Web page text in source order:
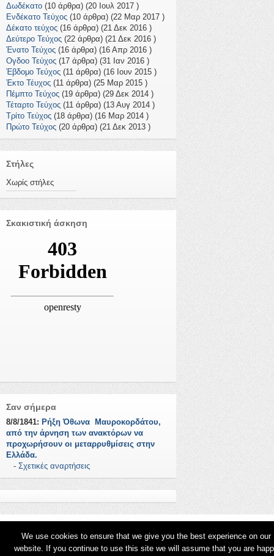
Δωδέκατο (10 άρθρα) (20 Ιουλ 2017 )
Ενδέκατο Τεύχος (10 άρθρα) (22 Μαρ 2017 )
Δέκατο τεύχος (16 άρθρα) (21 Δεκ 2016 )
Δεύτερο Τεύχος (22 άρθρα) (21 Δεκ 2016 )
Ένατο Τεύχος (16 άρθρα) (16 Απρ 2016 )
Ογδοο Τεύχος (17 άρθρα) (31 Ιαν 2016 )
Έβδομο Τεύχος (11 άρθρα) (16 Ιουν 2015 )
Έκτο Τέυχος (11 άρθρα) (25 Μαρ 2015 )
Πέμπτο Τεύχος (19 άρθρα) (29 Δεκ 2014 )
Τέταρτο Τεύχος (11 άρθρα) (13 Αυγ 2014 )
Τρίτο Τεύχος (18 άρθρα) (16 Μαρ 2014 )
Πρώτο Τεύχος (20 άρθρα) (21 Δεκ 2013 )
Στήλες
Χωρίς στήλες
Σκακιστική άσκηση
Σαν σήμερα
8/8/1841: Ρήξη Όθωνα  Μαυροκορδάτου,
από την άρνηση των ανακτόρων να
προχωρήσουν οι μεταρρυθμίσεις στην
Ελλάδα.
- Σχετικές αναρτήσεις
© 2026Φωτεινές Σελίδες .
We use cookies to ensure that we give you the best experience on our
website. If you continue to use this site we will assume that you are